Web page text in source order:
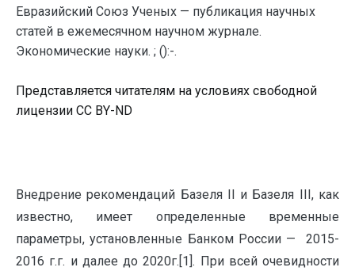
Евразийский Союз Ученых — публикация научных
статей в ежемесячном научном журнале.
Экономические науки. ; ():-.
Представляется читателям на условиях свободной
лицензии CC BY-ND
Внедрение рекомендаций Базеля II и Базеля III, как
известно, имеет определенные временные
параметры, установленные Банком России — 2015-
2016 г.г. и далее до 2020г.[1]. При всей очевидности